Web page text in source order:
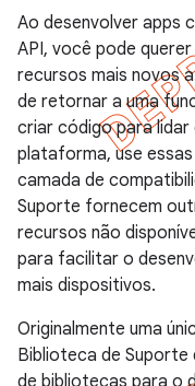
Ao desenvolver apps
API, você pode
recursos mais novos
de retornar a uma
criar código para
plataforma, use
camada de
Suporte fornecem
recursos não
para facilitar o
mais dispositivos.
Originalmente uma
Biblioteca de Suporte
de bibliotecas para o